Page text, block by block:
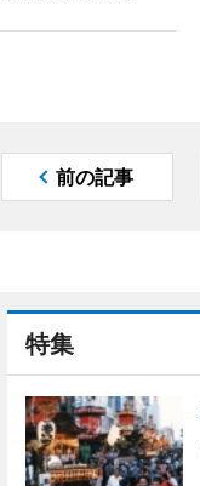
前の記事
特集